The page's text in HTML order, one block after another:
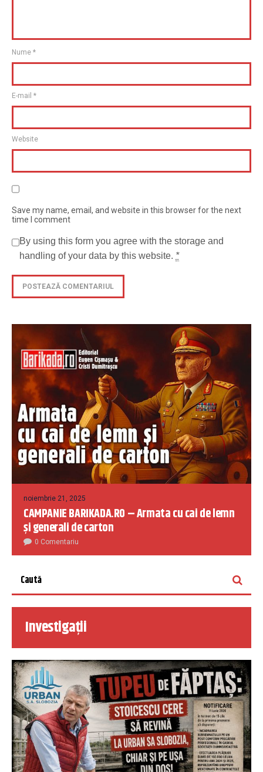
Nume *
E-mail *
Website
Save my name, email, and website in this browser for the next
time I comment
By using this form you agree with the storage and
handling of your data by this website. *
noiembrie 21, 2025
CAMPANIE BARIKADA.RO – Armata cu cai de lemn
și generali de carton
0 Comentariu
Investigații